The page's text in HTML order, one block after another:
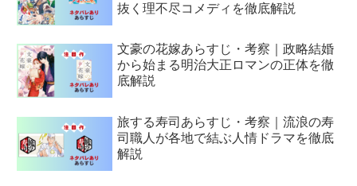
抜く理不尽コメディを徹底解説
文豪の花嫁あらすじ・考察｜政略結婚
から始まる明治大正ロマンの正体を徹
底解説
旅する寿司あらすじ・考察｜流浪の寿
司職人が各地で結ぶ人情ドラマを徹底
解説